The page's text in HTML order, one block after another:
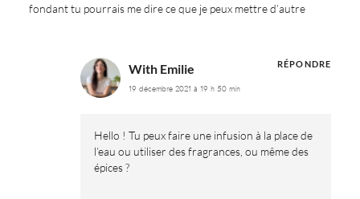
fondant tu pourrais me dire ce que je peux mettre d’autre
With Emilie
19 décembre 2021 à 19 h 50 min
Hello ! Tu peux faire une infusion à la place de
l’eau ou utiliser des fragrances, ou même des
épices ?
RÉPONDRE